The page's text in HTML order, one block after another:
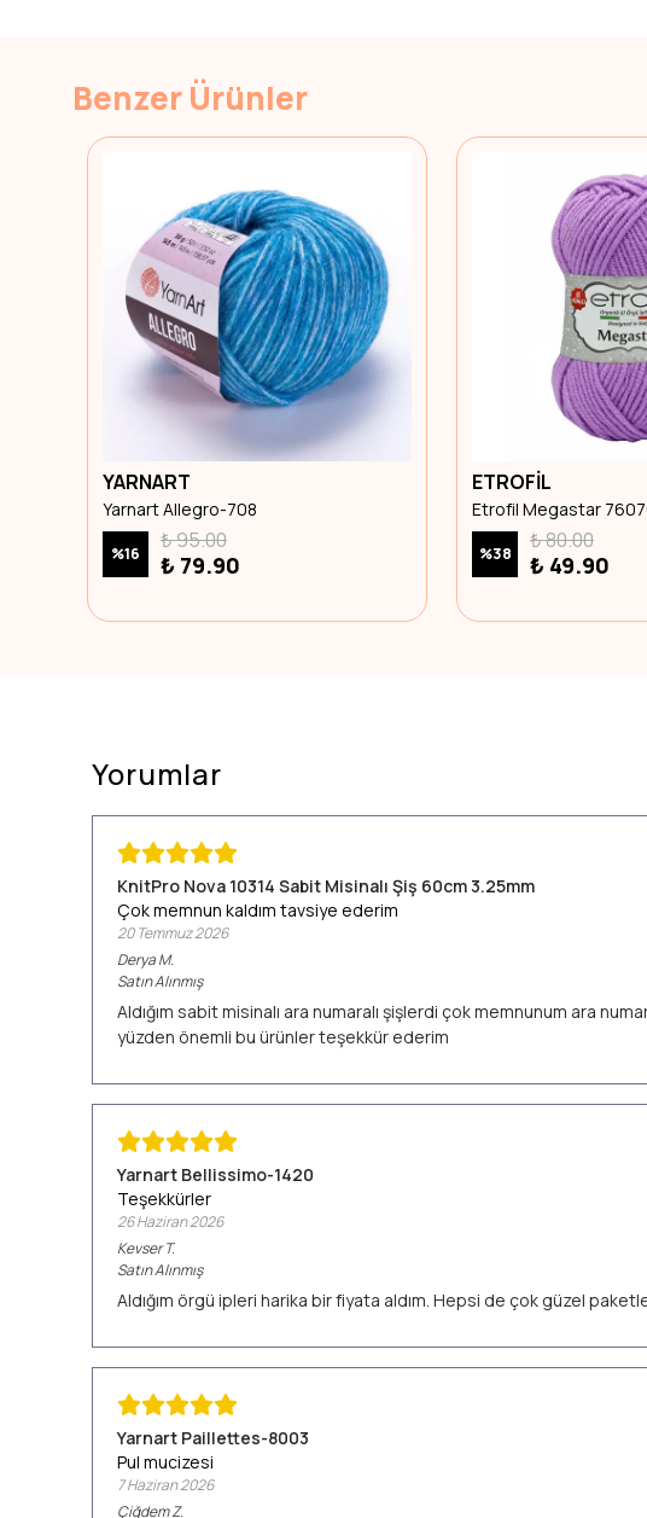
Benzer Ürünler
YARNART
Yarnart Allegro-708
%16
₺ 95.00
₺ 79.90
ETROFİL
Etrofil Megastar
%38
₺ 80.00
₺ 49.90
Yorumlar
KnitPro Nova 10314 Sabit Misinalı Şiş 60cm 3.25mm
Çok memnun kaldım tavsiye ederim
20 Temmuz 2026
DeryaM.
Satın Alınmış
Aldığım sabit misinalı ara numaralı şişlerdi çok memnunum ara
yüzden önemli bu ürünler teşekkür ederim
Yarnart Bellissimo-1420
Teşekkürler
26 Haziran 2026
Kevser T.
Satın Alınmış
Aldığım örgü ipleri harika bir fiyata aldım. Hepsi de çok güzel
Yarnart Paillettes-8003
Pul mucizesi
7 Haziran 2026
ÇiğdemZ.